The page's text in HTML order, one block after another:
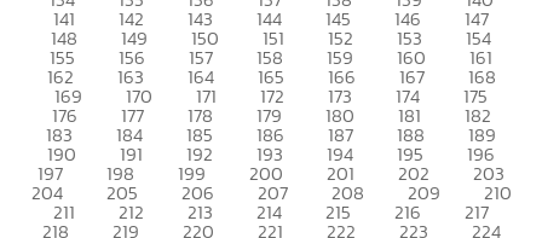
141 142 143 144 145 146 147
148 149 150 151 152 153 154
155 156 157 158 159 160 161
162 163 164 165 166 167 168
169 170 171 172 173 174 175
176 177 178 179 180 181 182
183 184 185 186 187 188 189
190 191 192 193 194 195 196
197 198 199 200 201 202 203
204 205 206 207 208 209 210
211 212 213 214 215 216 217
218 219 220 221 222 223 224